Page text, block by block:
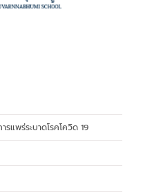
รแพร่ระบาดโรคโควิด 19